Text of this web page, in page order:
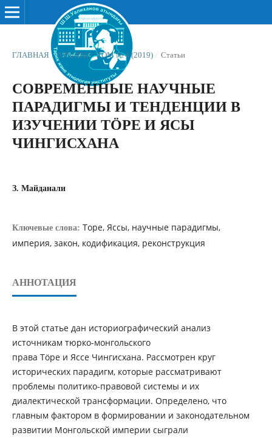
ГЛАВНАЯ / АРХИВЫ / ТОМ № 4 (2019) / Статьи
СОВРЕМЕННЫЕ НАУЧНЫЕ
ПАРАДИГМЫ И ТЕНДЕНЦИИ В
ИЗУЧЕНИИ ТÖРЕ И ЯСЫ
ЧИНГИСХАНА
З. Майданали
Ключевые слова: Торе, Яссы, научные парадигмы,
империя, закон, кодификация, реконструкция
АННОТАЦИЯ
В этой статье дан историографический анализ
источникам тюрко-монгольского
права Тöре и Яссе Чингисхана. Рассмотрен круг
исторических парадигм, которые рассматривают
проблемы политико-правовой системы и их
диалектической трансформации. Определено, что
главным фактором в формировании и законодательном
развитии Монгольской империи сыграли